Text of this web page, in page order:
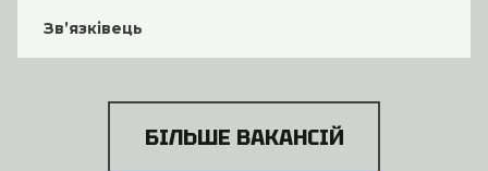
Зв’язківець
БІЛЬШЕ ВАКАНСІЙ